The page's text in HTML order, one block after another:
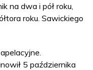
na dwa i pół roku,
roku. Sawickiego
5 października